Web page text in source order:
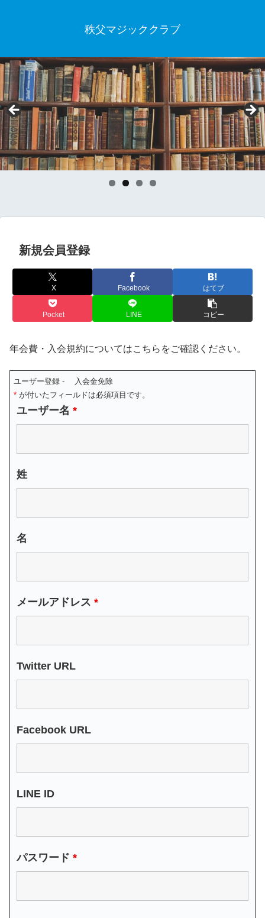
秩父マジッククラブ
新規会員登録
X Facebook はてブ
Pocket LINE コピー
年会費・入会規約についてはこちらをご確認ください。
ユーザー登録 - 入会金免除
* が付いたフィールドは必須項目です。
ユーザー名*
姓
名
メールアドレス*
Twitter URL
Facebook URL
LINE ID
パスワード*